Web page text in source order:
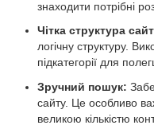
знаходити потрібні
Чітка структура
логічну структуру.
підкатегорії для
Зручний пошук:
сайту. Це особливо
великою кількістю